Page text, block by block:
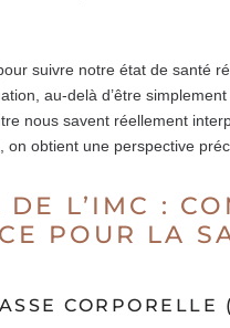
suivre notre état de santé
au-delà d’être
nous savent réellement
on obtient une perspective
DE L’IMC :
POUR LA